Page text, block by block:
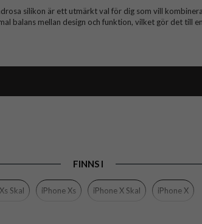
silikon är ett utmärkt val för dig som vill
balans mellan design och funktion, vilket gör det till
FINNS I
Skal iPhone Xs iPhone X Skal iPhone X